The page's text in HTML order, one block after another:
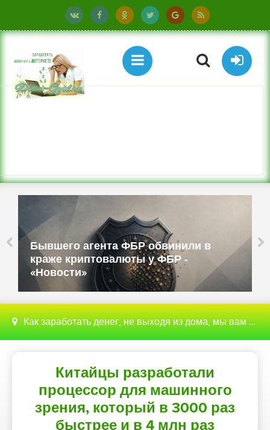
Бывшего агента ФБР обвинили в
краже криптовалюты у ФБР -
«Новости»
Как заработать денег, не выходя из дома, мы вам поможем с этим разобраться
Китайцы разработали
процессор для машинного
зрения, который в 3000 раз
быстрее и в 4 млн раз